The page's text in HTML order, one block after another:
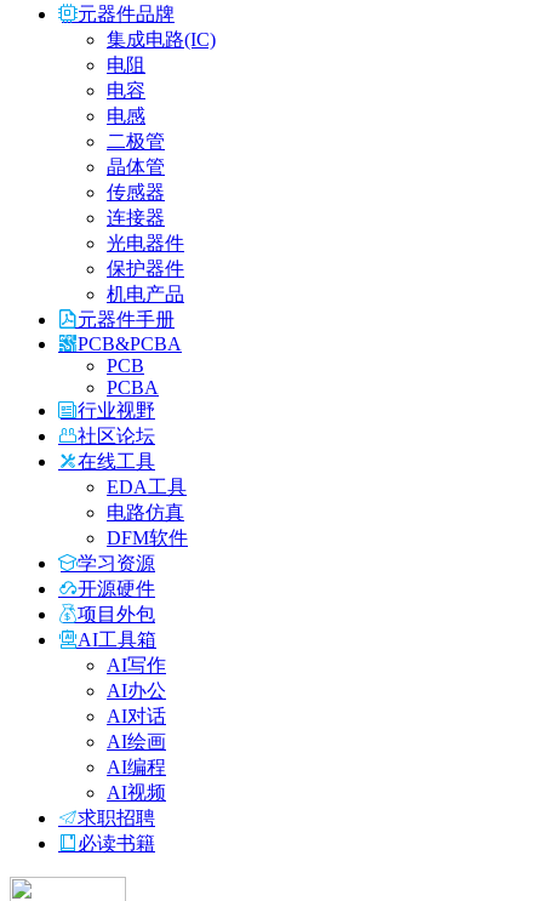
元器件品牌
集成电路(IC)
电阻
电容
电感
二极管
晶体管
传感器
连接器
光电器件
保护器件
机电产品
元器件手册
PCB&PCBA
PCB
PCBA
行业视野
社区论坛
在线工具
EDA工具
电路仿真
DFM软件
学习资源
开源硬件
项目外包
AI工具箱
AI写作
AI办公
AI对话
AI绘画
AI编程
AI视频
求职招聘
必读书籍